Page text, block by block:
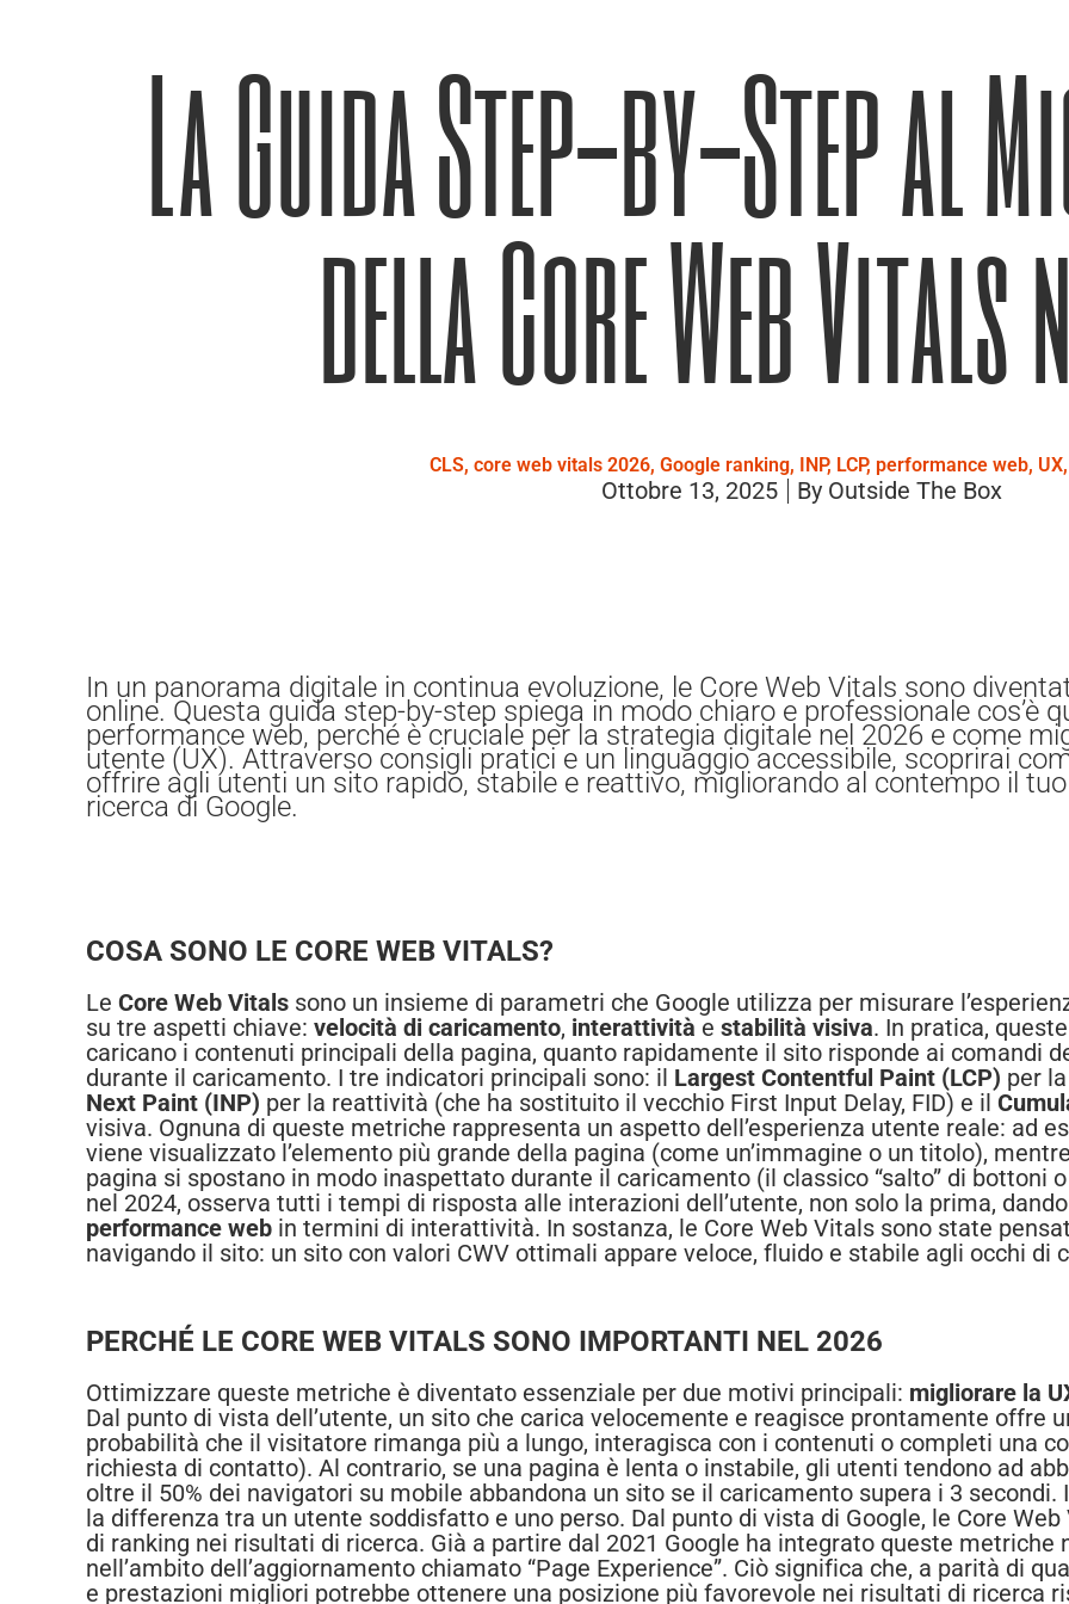
La Guida Step-by-Step al
della Core Web Vitals
CLS, core web vitals 2026, Google ranking, INP, LCP, performance web, UX
Ottobre 13, 2025 By Outside The Box
In un panorama digitale in continua evoluzione, le Core Web Vitals sono
online. Questa guida step-by-step spiega in modo chiaro e professionale cos’è
performance web, perché è cruciale per la strategia digitale nel 2026 e come
utente (UX). Attraverso consigli pratici e un linguaggio accessibile, scoprirai
offrire agli utenti un sito rapido, stabile e reattivo, migliorando al contempo il
ricerca di Google.
COSA SONO LE CORE WEB VITALS?
Le Core Web Vitals sono un insieme di parametri che Google utilizza per misurare
su tre aspetti chiave: velocità di caricamento, interattività e stabilità visiva. In pratica,
caricano i contenuti principali della pagina, quanto rapidamente il sito risponde ai comandi
durante il caricamento. I tre indicatori principali sono: il Largest Contentful Paint (LCP) per
Next Paint (INP) per la reattività (che ha sostituito il vecchio First Input Delay, FID) e il
visiva. Ognuna di queste metriche rappresenta un aspetto dell’esperienza utente reale: ad
viene visualizzato l’elemento più grande della pagina (come un’immagine o un titolo),
pagina si spostano in modo inaspettato durante il caricamento (il classico “salto” di bottoni
nel 2024, osserva tutti i tempi di risposta alle interazioni dell’utente, non solo la prima,
performance web in termini di interattività. In sostanza, le Core Web Vitals sono state
navigando il sito: un sito con valori CWV ottimali appare veloce, fluido e stabile agli occhi di
PERCHÉ LE CORE WEB VITALS SONO IMPORTANTI NEL 2026
Ottimizzare queste metriche è diventato essenziale per due motivi principali: migliorare la
Dal punto di vista dell’utente, un sito che carica velocemente e reagisce prontamente offre
probabilità che il visitatore rimanga più a lungo, interagisca con i contenuti o completi una
richiesta di contatto). Al contrario, se una pagina è lenta o instabile, gli utenti tendono ad
oltre il 50% dei navigatori su mobile abbandona un sito se il caricamento supera i 3
la differenza tra un utente soddisfatto e uno perso. Dal punto di vista di Google, le Core
di ranking nei risultati di ricerca. Già a partire dal 2021 Google ha integrato queste
nell’ambito dell’aggiornamento chiamato “Page Experience”. Ciò significa che, a parità di
e prestazioni migliori potrebbe ottenere una posizione più favorevole nei risultati di ricerca